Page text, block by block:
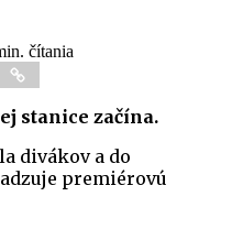
čítania
stanice začína.
divákov a do
premiérovú